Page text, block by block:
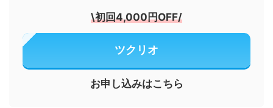
\初回4,000円OFF/
ツクリオ
お申し込みはこちら